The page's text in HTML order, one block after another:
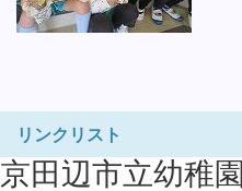
リンクリスト
京田辺市立幼稚園